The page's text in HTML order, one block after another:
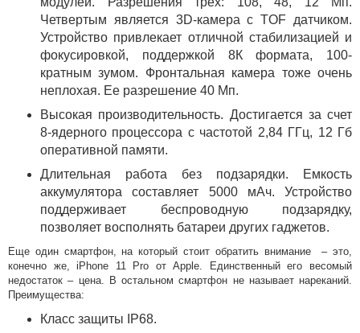
Четвертым является 3D-камера с TOF датчиком.
Устройство привлекает отличной стабилизацией и
фокусировкой, поддержкой 8К формата, 100-
кратным зумом. Фронтальная камера тоже очень
неплохая. Ее разрешение 40 Мп.
Высокая производительность. Достигается за счет
8-ядерного процессора с частотой 2,84 ГГц, 12 Гб
оперативной памяти.
Длительная работа без подзарядки. Емкость
аккумулятора составляет 5000 мАч. Устройство
поддерживает беспроводную подзарядку,
позволяет восполнять батареи других гаджетов.
Еще один смартфон, на который стоит обратить внимание – это,
конечно же, iPhone 11 Pro от Apple. Единственный его весомый
недостаток – цена. В остальном смартфон не называет нареканий.
Преимущества:
Класс защиты IP68.